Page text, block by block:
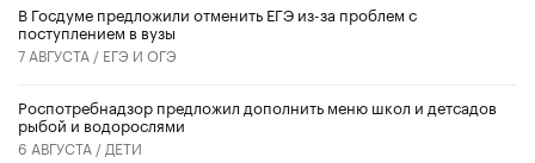
В Госдуме предложили отменить ЕГЭ из-за проблем с
поступлением в вузы
7 АВГУСТА / ЕГЭ И ОГЭ
Роспотребнадзор предложил дополнить меню школ и детсадов
рыбой и водорослями
6 АВГУСТА / ДЕТИ